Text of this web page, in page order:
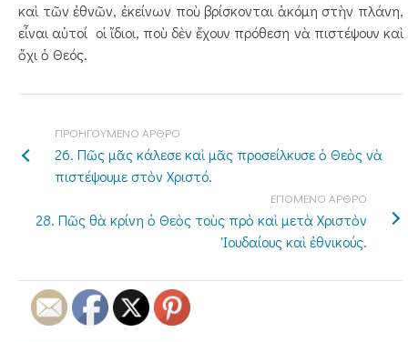
καὶ τῶν ἐθνῶν, ἐκείνων ποὺ βρίσκονται ἀκόμη στὴν πλάνη,
εἶναι αὐτοί οἱ ἴδιοι, ποὺ δὲν ἔχουν πρόθεση νὰ πιστέψουν καὶ
ὄχι ὁ Θεός.
ΠΡΟΗΓΟΥΜΕΝΟ ΑΡΘΡΟ
26. Πῶς μᾶς κάλεσε καὶ μᾶς προσείλκυσε ὁ Θεὸς νὰ
πιστέψουμε στὸν Χριστό.
ΕΠΟΜΕΝΟ ΑΡΘΡΟ
28. Πῶς θὰ κρίνη ὁ Θεὸς τοὺς πρὸ καὶ μετὰ Χριστὸν
Ἰουδαίους καὶ ἐθνικούς.